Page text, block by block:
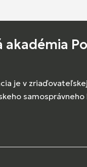
akadémia
je v
samosprávneho